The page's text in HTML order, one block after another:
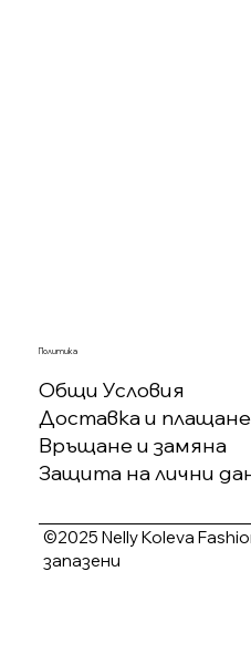
Политика
Общи Условия
Доставка и плащане
Връщане и замяна
Защита на лични
©2025 Nelly Koleva
запазени